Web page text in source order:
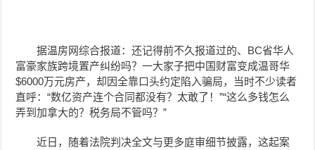
据温房网综合报道：还记得前不久报道过的、BC省华人
富豪家族跨境置产纠纷吗？一大家子把中国财富变成温哥华
$6000万元房产，却因全靠口头约定陷入骗局，当时不少读者
直呼：“数亿资产连个合同都没有？太敢了！”“这么多钱怎么
弄到加拿大的？税务局不管吗？”
近日，随着法院判决全文与更多庭审细节披露，这起案